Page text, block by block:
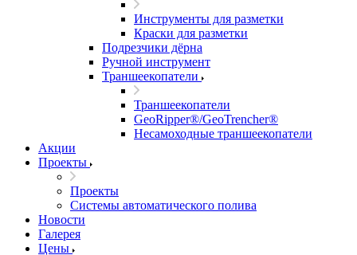
Инструменты для разметки
Краски для разметки
Подрезчики дёрна
Ручной инструмент
Траншеекопатели
Траншеекопатели
GeoRipper®/GeoTrencher®
Несамоходные траншеекопатели
Акции
Проекты
Проекты
Системы автоматического полива
Новости
Галерея
Цены